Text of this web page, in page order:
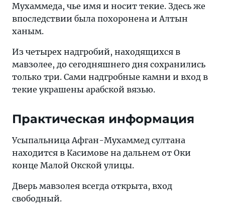
Мухаммеда, чье имя и носит текие. Здесь же
впоследствии была похоронена и Алтын
ханым.
Из четырех надгробий, находящихся в
мавзолее, до сегодняшнего дня сохранились
только три. Сами надгробные камни и вход в
текие украшены арабской вязью.
Практическая информация
Усыпальница Афган-Мухаммед султана
находится в Касимове на дальнем от Оки
конце Малой Окской улицы.
Дверь мавзолея всегда открыта, вход
свободный.